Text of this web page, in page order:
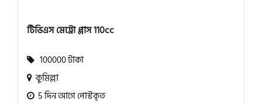
টিভিএস মেট্রো প্লাস 110cc
100000 টাকা
কুমিল্লা
5 দিন আগে পোস্টকৃত